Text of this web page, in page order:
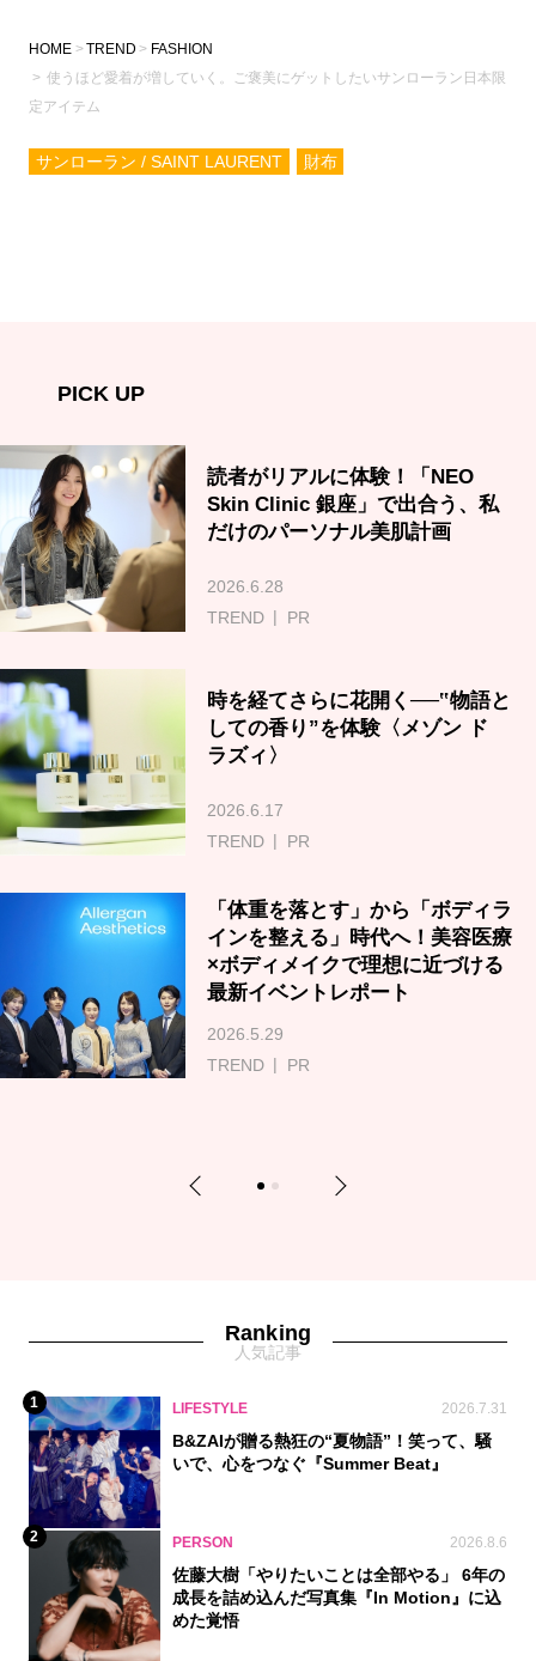
HOME TREND
FASHION
使うほど愛着が増していく。ご褒美にゲットしたいサンローラン日本限
定アイテム
サンローラン / SAINT LAURENT 財布
PICK UP
読者がリアルに体験！「NEO
Skin Clinic 銀座」で出合う、私
だけのパーソナル美肌計画
2026.6.28
TREND
PR
時を経てさらに花開く──‟物語と
しての香り”を体験〈メゾン ド
ラズィ〉
2026.6.17
TREND
PR
「体重を落とす」から「ボディラ
インを整える」時代へ！美容医療
×ボディメイクで理想に近づける
最新イベントレポート
2026.5.29
TREND
PR
Previous 1 2 Next
Ranking
人気記事
1 LIFESTYLE 2026.7.31
B&ZAIが贈る熱狂の“夏物語”！笑って、騒
いで、心をつなぐ『Summer Beat』
2 PERSON 2026.8.6
佐藤大樹「やりたいことは全部やる」 6年の
成長を詰め込んだ写真集『In Motion』に込
めた覚悟